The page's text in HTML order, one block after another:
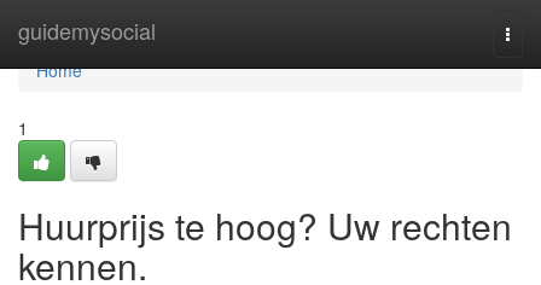
guidemysocial
Home
Home
1
Huurprijs te hoog? Uw rechten
kennen.